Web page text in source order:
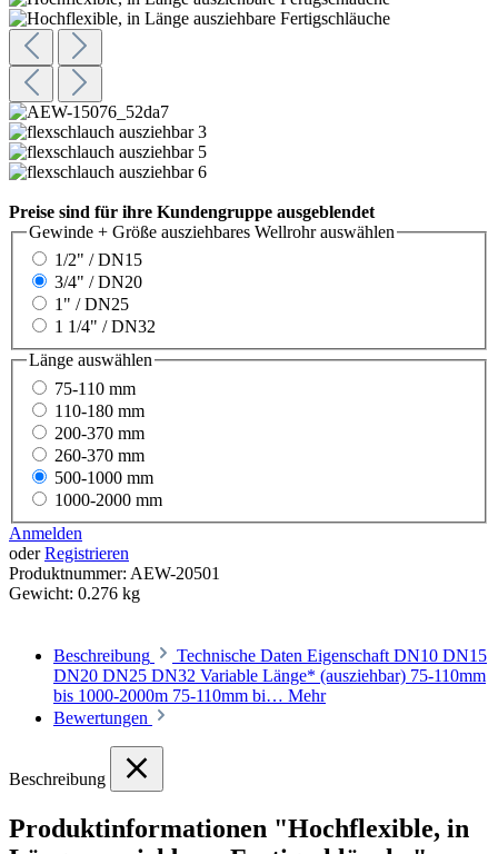
Preise sind für ihre Kundengruppe ausgeblendet
Gewinde + Größe ausziehbares Wellrohrauswählen
1/2" / DN15
3/4" / DN20
1" / DN25
1 1/4" / DN32
Länge auswählen
75-110 mm
110-180 mm
200-370 mm
260-370 mm
500-1000 mm
1000-2000 mm
Anmelden
oderRegistrieren
Produktnummer: AEW-20501
Gewicht: 0.276 kg
Beschreibung
Technische Daten Eigenschaft DN10 DN15
DN20 DN25 DN32 Variable Länge* (ausziehbar) 75-110mm
bis 1000-2000m 75-110mm bi… Mehr
Bewertungen
Beschreibung
Produktinformationen "Hochflexible, in